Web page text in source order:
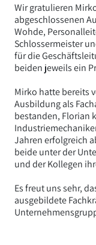
Wir gratulieren
abgeschlossenen
Wohde,
Schlossermeister
für die
beiden jeweils ein
Mirko hatte bereits
Ausbildung als
bestanden, Florian
Jahren erfolgreich
beide unter der
und der Kollegen
Es freut uns sehr,
ausgebildete